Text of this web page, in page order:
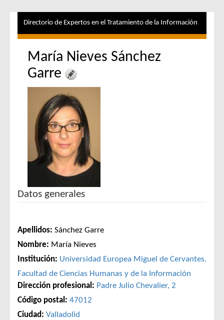
Directorio de Expertos en el Tratamiento de la Información
María Nieves Sánchez
Garre
Datos generales
Apellidos: Sánchez Garre
Nombre: María Nieves
Institución: Universidad Europea Miguel de Cervantes.
Facultad de Ciencias Humanas y de la Información
Dirección profesional: Padre Julio Chevalier, 2
Código postal: 47012
Ciudad: Valladolid